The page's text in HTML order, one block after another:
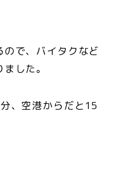
で、バイタクなど
した。
、空港からだと15